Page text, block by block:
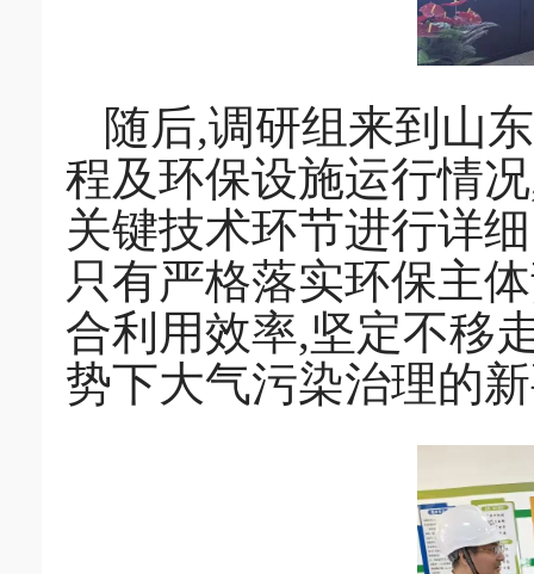
随后,调研组来到山
程及环保设施运行情
关键技术环节进行详
只有严格落实环保主
合利用效率,坚定不移
势下大气污染治理的